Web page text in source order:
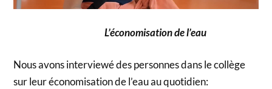
L’économisation de l’eau
Nous avons interviewé des personnes dans le collège
sur leur économisation de l’eau au quotidien: